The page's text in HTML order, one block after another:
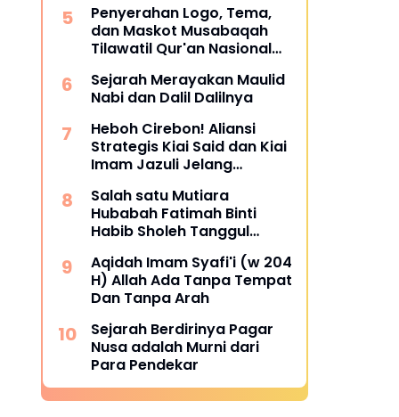
Penyerahan Logo, Tema,
dan Maskot Musabaqah
Tilawatil Qur'an Nasional
Sejarah Merayakan Maulid
Nabi dan Dalil Dalilnya
Heboh Cirebon! Aliansi
Strategis Kiai Said dan Kiai
Imam Jazuli Jelang
Salah satu Mutiara
Hubabah Fatimah Binti
Habib Sholeh Tanggul
Aqidah Imam Syafi'i (w 204
H) Allah Ada Tanpa Tempat
Dan Tanpa Arah
Sejarah Berdirinya Pagar
Nusa adalah Murni dari
Para Pendekar